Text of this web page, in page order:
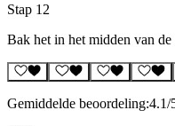
Stap 12
Bak het in het midden van
Gemiddelde beoordeling:4.1/